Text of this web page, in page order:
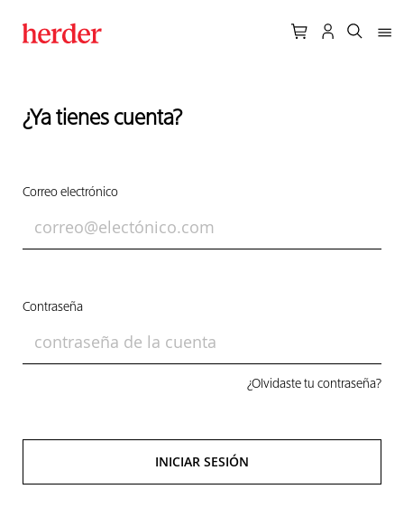
¿Ya tienes cuenta?
Correo electrónico
Contraseña
¿Olvidaste tu contraseña?
INICIAR SESIÓN